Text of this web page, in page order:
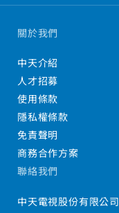
關於我們
中天介紹
人才招募
使用條款
隱私權條款
免責聲明
商務合作方案
聯絡我們
中天電視股份有限公司